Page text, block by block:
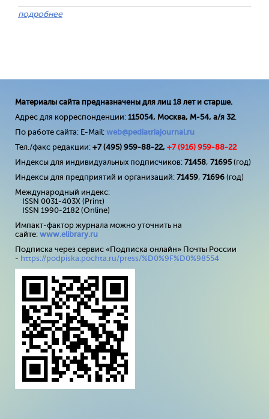
подробнее
Материалы сайта предназначены для лиц 18 лет и старше.
Адрес для корреспонденции: 115054, Москва, М-54, а/я 32.
По работе сайта: E-Mail: web@pediatriajournal.ru
Тел./факс редакции: +7 (495) 959-88-22, +7 (916) 959-88-22
Индексы для индивидуальных подписчиков: 71458, 71695(год)
Индексы для предприятий и организаций: 71459, 71696 (год)
Международный индекс:
ISSN 0031-403X (Print)
ISSN 1990-2182 (Online)
Импакт-фактор журнала можно уточнить на
сайте: www.elibrary.ru
Подписка через сервис «Подписка онлайн» Почты России
- https://podpiska.pochta.ru/press/%D0%9F%D0%98554